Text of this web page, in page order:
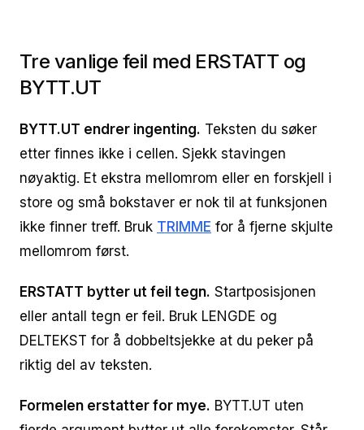
Tre vanlige feil med ERSTATT og
BYTT.UT
BYTT.UT endrer ingenting. Teksten du søker
etter finnes ikke i cellen. Sjekk stavingen
nøyaktig. Et ekstra mellomrom eller en forskjell i
store og små bokstaver er nok til at funksjonen
ikke finner treff. Bruk TRIMME for å fjerne skjulte
mellomrom først.
ERSTATT bytter ut feil tegn. Startposisjonen
eller antall tegn er feil. Bruk LENGDE og
DELTEKST for å dobbeltsjekke at du peker på
riktig del av teksten.
Formelen erstatter for mye. BYTT.UT uten